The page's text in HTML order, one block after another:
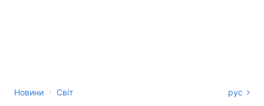
Новини › Світ рус